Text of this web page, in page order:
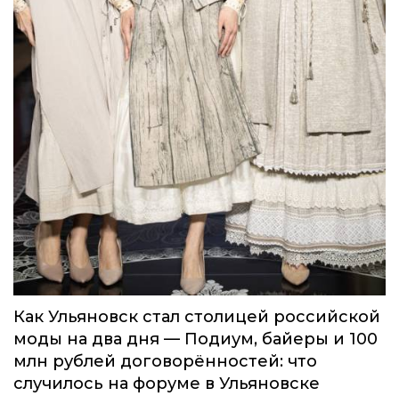
Как Ульяновск стал столицей российской
моды на два дня — Подиум, байеры и 100
млн рублей договорённостей: что
случилось на форуме в Ульяновске